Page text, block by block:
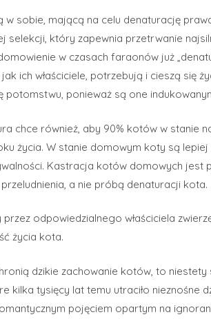
sobie, mającą na celu denaturację
który zapewnia przetrwanie
w czasach faraonów już
ich właściciele, potrzebują i cieszą się
potomstwu, ponieważ są one
chce również, aby 90% kotów w stanie
życia. W stanie domowym koty są
Kastracja kotów domowych jest
a nie próbą denaturacji kota.
odpowiedzialnego właściciela
życia kota.
dzikie zachowanie kotów, to niestety
kilka tysięcy lat temu utraciło nieznośne
pojęciem opartym na